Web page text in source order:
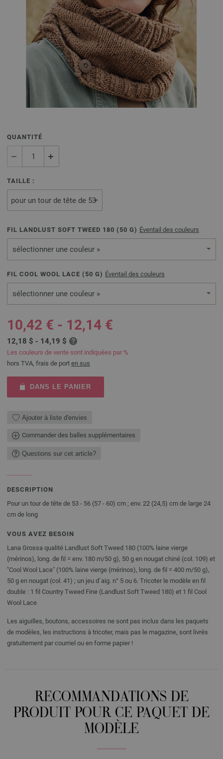
QUANTITÉ
TAILLE :
FIL LANDLUST SOFT TWEED 180 ( 50 G) Éventail des couleurs
sélectionner une couleur »
FIL COOL WOOL LACE ( 50 G) Éventail des couleurs
sélectionner une couleur »
10,42 € - 12,14 €
12,18 $ - 14,19 $
Les couleurs de vente sont indiquées par %
hors TVA, frais de port en sus
DANS LE PANIER
Ajouter à liste d'envies
Commander des balles supplémentaires
Questions sur cet article?
DESCRIPTION
Pour un tour de tête de 53 - 56 (57 - 60) cm ; env. 22 (24,5) cm de large 24
cm de long
VOUS AVEZ BESOIN
Lana Grossa qualité Landlust Soft Tweed 180 (100% laine vierge
(mérinos), long. de fil = env. 180 m/50 g), 50 g en nougat chiné (col. 109) et
"Cool Wool Lace" (100% laine vierge (mérinos), long. de fil = 400 m/50 g),
50 g en nougat (col. 41) ; un jeu d´aig. n° 5 ou 6. Tricoter le modèle en fil
double : 1 fil Country Tweed Fine (Landlust Soft Tweed 180) et 1 fil Cool
Wool Lace
Les aiguilles, boutons, accessoires ne sont pas inclus dans les paquets
de modèles, les instructions à tricoter, mais pas le magazine, sont livrés
gratuitement par courriel ou en forme papier !
RECOMMANDATIONS DE
PRODUIT POUR CE PAQUET DE
MODÈLE